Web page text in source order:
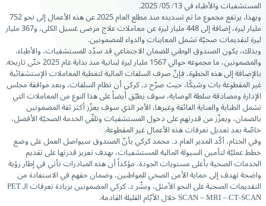
المستشفيات والأطباء في 13/ 05/ 2025.
وبهذا، يرتفع مجموع ما تم تسديده منذ مطلع العام 2025 عن هذه الأعمال إلى نحو 752
مليار ليرة، إضافة إلى 448 مليار ليرة عن معاملات علاج مرضى غسيل الكلى، و367 مليار
ليرة لتقديمات صحيّة تشمل المعاينات والدواء للمضمونين.
وبذلك، يكون الصندوق الوطني للضمان الاجتماعي قد سدّد للمستشفيات، والأطباء،
والمضمونين، ما مجموعه حوالي 1567 مليار ليرة لبنانية منذ بداية عام 2025 حتّى تاريخه.
بالإضافة إلى هذه الخطوة، فإنّ صرف السلفات المالية لتغطية المعاملات الإستشفائية
غير المقطوعة بات وشيكًا، حيث صرّح د. كركي أن نظام السلفات، وبعد موافقة مجلس
الإدارة ومصادقة سلطة الوصاية، سوف يطبّق أيضاً على هذا النوع من المعاملات التي
تشمل الطبابة والعناية الفائقة وغيرها، الأمر الذي سوف يعزّز أكثر ثقة المضمونين
بالضمان، ويعزّز من قدرتهم على دخول المستشفيات وتلقّي الخدمة الصحيّة الأفضل،
خاصّة بعد تعديل تعرفات هذه الأعمال غير المقطوعة.
وفي الختام، أكّد المدير العام د. محمد كركي بأنّ الصندوق سيواصل العمل على وضع
خطط عمليّة لتأمين السيولة المالية للمستشفيات، بهدف تعزيز قدرتها على تقديم
الخدمات الصحية بأعلى مستويات الجودة، مؤكداً أن هذه المبادرات تأتي في إطار رؤية
واضحة تهدف إلى حماية الأمن الصحي للمواطنين، وضمان حقهم في الاستفادة من
التقديمات الصحية على النحو الأمثل، وبشّر د. كركي المضمونين بزيادة تعرفات الـ PET
SCAN – MRI – CT-SCAN خلال الأيّام القليلة القادمة.